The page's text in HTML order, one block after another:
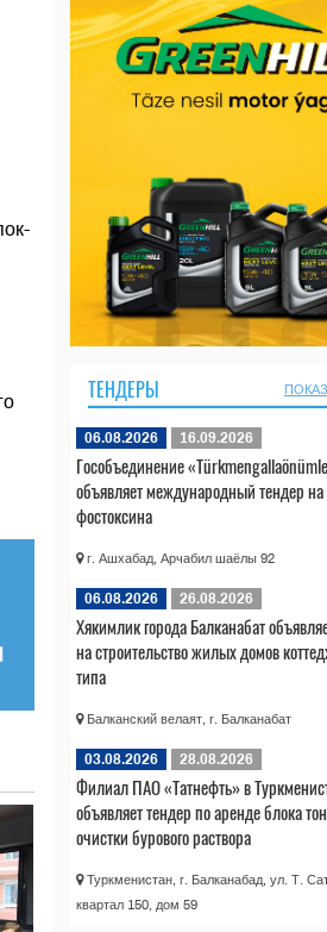
ТЕНДЕРЫ
06.08.2026 16.09.2026
Гособъединение
объявляет международный тендер на
фостоксина
г. Ашхабад, Арчабил шаёлы 92
06.08.2026 26.08.2026
Хякимлик города Балканабат
на строительство жилых домов
типа
Балканский велаят, г. Балканабат
03.08.2026 28.08.2026
Филиал ПАО «Татнефть» в
объявляет тендер по аренде блока
очистки бурового раствора
Туркменистан, г. Балканабад, ул. Т.
квартал 150, дом 59